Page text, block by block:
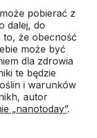
pobierać z
dalej, do
to, że obecność
może być
dla zdrowia
te będzie
i warunków
autor
„nanotoday”.